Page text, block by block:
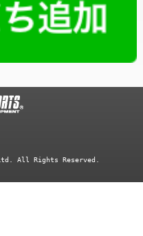
All Rights Reserved.